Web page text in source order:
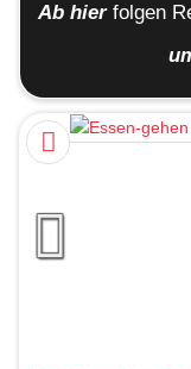
Ab hier folgen